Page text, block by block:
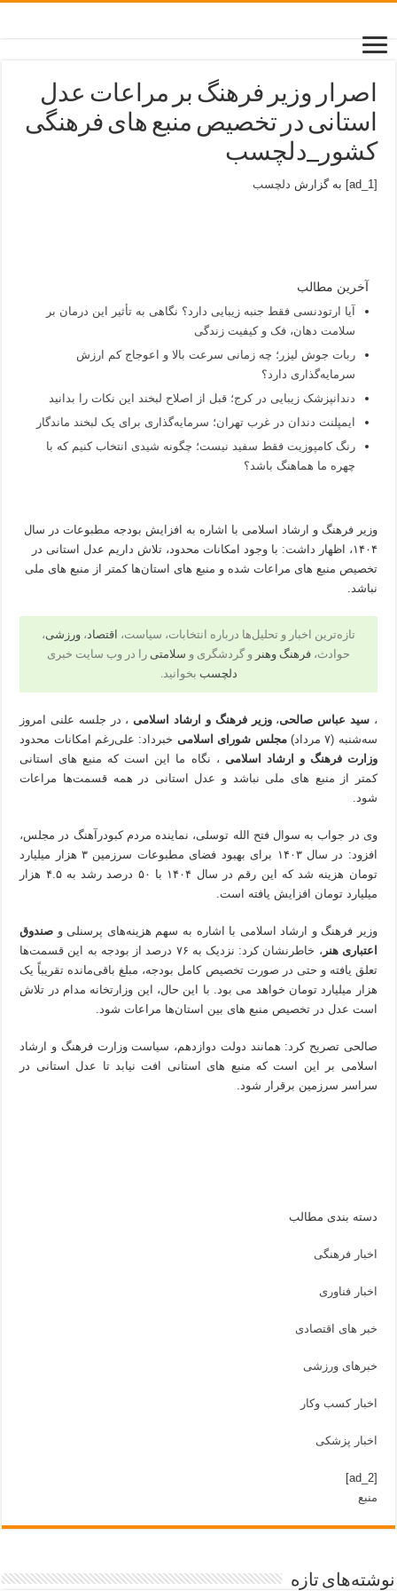
اصرار وزیر فرهنگ بر مراعات عدل
استانی در تخصیص منبع های فرهنگی
کشور_دلچسب
[ad_1] به گزارش دلچسب
آخرین مطالب
آیا ارتودنسی فقط جنبه زیبایی دارد؟ نگاهی به تأثیر این درمان بر
سلامت دهان، فک و کیفیت زندگی
ربات جوش لیزر؛ چه زمانی سرعت بالا و اعوجاج کم ارزش
سرمایه‌گذاری دارد؟
دندانپزشک زیبایی در کرج؛ قبل از اصلاح لبخند این نکات را بدانید
ایمپلنت دندان در غرب تهران؛ سرمایه‌گذاری برای یک لبخند ماندگار
رنگ کامپوزیت فقط سفید نیست؛ چگونه شیدی انتخاب کنیم که با
چهره ما هماهنگ باشد؟
وزیر فرهنگ و ارشاد اسلامی با اشاره به افزایش بودجه مطبوعات در سال
۱۴۰۴، اظهار داشت: با وجود امکانات محدود، تلاش داریم عدل استانی در
تخصیص منبع های مراعات شده و منبع های استان‌ها کمتر از منبع های ملی
نباشد.
تازه‌ترین اخبار و تحلیل‌ها درباره انتخابات، سیاست، اقتصاد، ورزشی،
حوادث، فرهنگ وهنر و گردشگری و سلامتی را در وب سایت خبری
دلچسب بخوانید.
،سید عباس صالحی،وزیر فرهنگ و ارشاد اسلامی، در جلسه علنی امروز
سه‌شنبه (۷ مرداد)
مجلس شورای اسلامی خبرداد: علی‌رغم امکانات محدود
وزارت فرهنگ و ارشاد اسلامی ، نگاه ما این است که منبع های استانی
کمتر از منبع های ملی نباشد و عدل استانی در همه قسمت‌ها مراعات
شود.
وی در جواب به سوال فتح الله توسلی، نماینده مردم کبودرآهنگ در مجلس،
افزود: در سال ۱۴۰۳ برای بهبود فضای مطبوعات سرزمین ۳ هزار میلیارد
تومان هزینه شد که این رقم در سال ۱۴۰۴ با ۵۰ درصد رشد به ۴.۵ هزار
میلیارد تومان افزایش یافته است.
وزیر فرهنگ و ارشاد اسلامی با اشاره به سهم هزینه‌های پرسنلی و صندوق
اعتباری هنر
، خاطرنشان کرد: نزدیک به ۷۶ درصد از بودجه به این قسمت‌ها
تعلق یافته و حتی در صورت تخصیص کامل بودجه، مبلغ باقی‌مانده تقریباً یک
هزار میلیارد تومان خواهد می بود. با این حال، این وزارتخانه مدام در تلاش
است عدل در تخصیص منبع های بین استان‌ها مراعات شود.
صالحی تصریح کرد: همانند دولت دوازدهم، سیاست وزارت فرهنگ و ارشاد
اسلامی بر این است که منبع های استانی افت نیابد تا عدل استانی در
سراسر سرزمین برقرار شود.
دسته بندی مطالب
اخبار فرهنگی
اخبار فناوری
خبر های اقتصادی
خبرهای ورزشی
اخبار کسب وکار
اخبار پزشکی
[ad_2]
منبع
نوشته‌های تازه